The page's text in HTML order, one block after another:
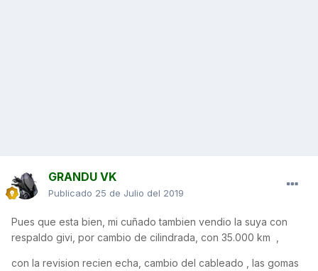
GRANDU VK
Publicado 25 de Julio del 2019
Pues que esta bien, mi cuñado tambien vendio la suya con
respaldo givi, por cambio de cilindrada, con 35.000 km ,
con la revision recien echa, cambio del cableado , las gomas